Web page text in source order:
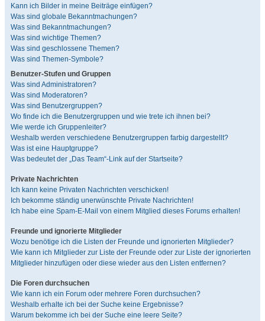
Kann ich Bilder in meine Beiträge einfügen?
Was sind globale Bekanntmachungen?
Was sind Bekanntmachungen?
Was sind wichtige Themen?
Was sind geschlossene Themen?
Was sind Themen-Symbole?
Benutzer-Stufen und Gruppen
Was sind Administratoren?
Was sind Moderatoren?
Was sind Benutzergruppen?
Wo finde ich die Benutzergruppen und wie trete ich ihnen bei?
Wie werde ich Gruppenleiter?
Weshalb werden verschiedene Benutzergruppen farbig dargestellt?
Was ist eine Hauptgruppe?
Was bedeutet der „Das Team“-Link auf der Startseite?
Private Nachrichten
Ich kann keine Privaten Nachrichten verschicken!
Ich bekomme ständig unerwünschte Private Nachrichten!
Ich habe eine Spam-E-Mail von einem Mitglied dieses Forums erhalten!
Freunde und ignorierte Mitglieder
Wozu benötige ich die Listen der Freunde und ignorierten Mitglieder?
Wie kann ich Mitglieder zur Liste der Freunde oder zur Liste der ignorierten
Mitglieder hinzufügen oder diese wieder aus den Listen entfernen?
Die Foren durchsuchen
Wie kann ich ein Forum oder mehrere Foren durchsuchen?
Weshalb erhalte ich bei der Suche keine Ergebnisse?
Warum bekomme ich bei der Suche eine leere Seite?